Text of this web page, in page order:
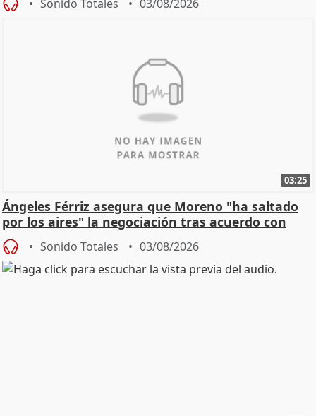
Sonido Totales 03/08/2026
03:25
Ángeles Férriz asegura que Moreno "ha saltado
por los aires" la negociación tras acuerdo con
SMA
Sonido Totales 03/08/2026